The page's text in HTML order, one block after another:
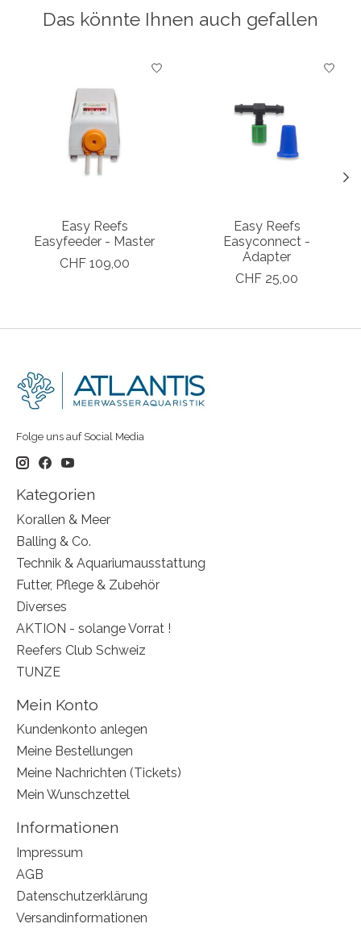
Das könnte Ihnen auch gefallen
Produkt-Karussell-Artikel
Easy Reefs
Easyfeeder - Master
CHF 109,00
Easy Reefs
Easyconnect -
Adapter
CHF 25,00
Folge uns auf Social Media
Kategorien
Korallen & Meer
Balling & Co.
Technik & Aquariumausstattung
Futter, Pflege & Zubehör
Diverses
AKTION - solange Vorrat !
Reefers Club Schweiz
TUNZE
Mein Konto
Kundenkonto anlegen
Meine Bestellungen
Meine Nachrichten (Tickets)
Mein Wunschzettel
Informationen
Impressum
AGB
Datenschutzerklärung
Versandinformationen